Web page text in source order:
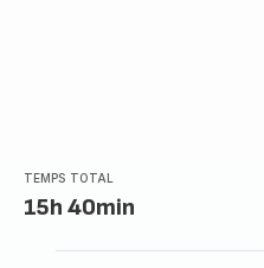
TEMPS TOTAL
15h 40min